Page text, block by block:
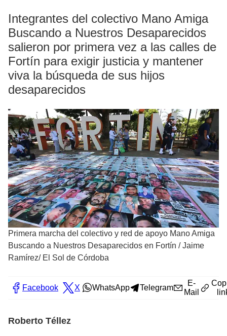
Integrantes del colectivo Mano Amiga
Buscando a Nuestros Desaparecidos
salieron por primera vez a las calles de
Fortín para exigir justicia y mantener
viva la búsqueda de sus hijos
desaparecidos
Primera marcha del colectivo y red de apoyo Mano Amiga
Buscando a Nuestros Desaparecidos en Fortín /Jaime
Ramírez/ El Sol de Córdoba
Facebook X WhatsApp Telegram
E-
Mail
Roberto Téllez